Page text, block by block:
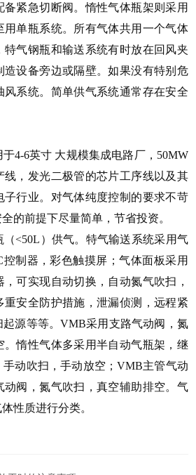
紧急切断阀。惰性气体瓶架则采用
用单瓶系统。所有气体共用一个气体
特气钢瓶和输送系统有时放在回风夹
造设备旁边或隔壁。如果没有特别危
风系统。简单供气系统通常存在安全
于4-6英寸 大规模集成电路厂，50MW
线，发光二极管的芯片工序线以及其
子行业。对气体纯度控制的要求不苛
的前提下尽量简单，节省投资。
（<50L）供气。特气输送系统采用气
制器，彩色触摸屏；气体面板采用
可实现自动切换，自动氮气吹扫，
重安全防护措施，泄漏侦测，远程紧
源等等。VMB采用支路气动阀，氮
。惰性气体多采用半自动气瓶架，继
动吹扫，手动放空；VMB主管气动
动阀，氮气吹扫，真空辅助排空。气
气体性质进行分类。